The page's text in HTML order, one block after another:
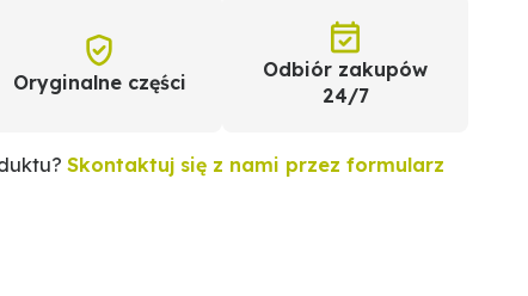
Oryginalne części
Odbiór zakupów
24/7
Skontaktuj się z nami przez formularz